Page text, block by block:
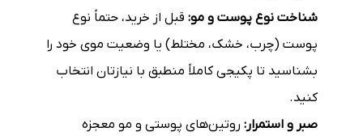
شناخت نوع پوست و مو: قبل از خرید، حتماً نوع
پوست (چرب، خشک، مختلط) یا وضعیت موی خود را
بشناسید تا پکیجی کاملاً منطبق با نیازتان انتخاب
کنید.
صبر و استمرار: روتین‌های پوستی و مو معجزه